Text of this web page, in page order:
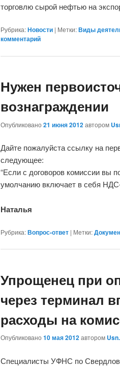
торговлю сырой нефтью на
Рубрика:Новости | Метки:Виды
комментарий
Нужен
вознаграждении
Опубликовано 21 июня 2012автором
Дайте пожалуйста ссылку на
следующее:
“Если с договоров комиссии вы
умолчанию включает в себя
Наталья
Рубрика:Вопрос-ответ | Метки:
Упрощенец при
через терминал
расходы на
Опубликовано 10 мая 2012автором
Специалисты УФНС по